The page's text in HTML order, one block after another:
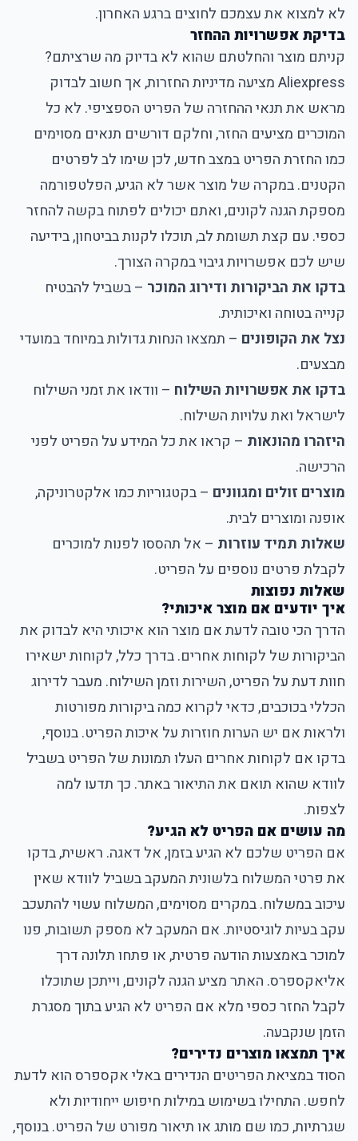
לא למצוא את עצמכם לחוצים ברגע האחרון.
בדיקת אפשרויות ההחזר
קניתם מוצר והחלטתם שהוא לא בדיוק מה שרציתם?
Aliexpress מציעה מדיניות החזרות, אך חשוב לבדוק
מראש את תנאי ההחזרה של הפריט הספציפי. לא כל
המוכרים מציעים החזר, וחלקם דורשים תנאים מסוימים
כמו החזרת הפריט במצב חדש, לכן שימו לב לפרטים
הקטנים. במקרה של מוצר אשר לא הגיע, הפלטפורמה
מספקת הגנה לקונים, ואתם יכולים לפתוח בקשה להחזר
כספי. עם קצת תשומת לב, תוכלו לקנות בביטחון, בידיעה
שיש לכם אפשרויות גיבוי במקרה הצורך.
בדקו את הביקורות ודירוג המוכר – בשביל להבטיח
קנייה בטוחה ואיכותית.
נצל את הקופונים – תמצאו הנחות גדולות במיוחד במועדי
מבצעים.
בדקו את אפשרויות השילוח – וודאו את זמני השילוח
לישראל ואת עלויות השילוח.
היזהרו מהונאות – קראו את כל המידע על הפריט לפני
הרכישה.
מוצרים זולים ומגוונים – בקטגוריות כמו אלקטרוניקה,
אופנה ומוצרים לבית.
שאלות תמיד עוזרות – אל תהססו לפנות למוכרים
לקבלת פרטים נוספים על הפריט.
שאלות נפוצות
איך יודעים אם מוצר איכותי?
הדרך הכי טובה לדעת אם מוצר הוא איכותי היא לבדוק את
הביקורות של לקוחות אחרים. בדרך כלל, לקוחות ישאירו
חוות דעת על הפריט, השירות וזמן השילוח. מעבר לדירוג
הכללי בכוכבים, כדאי לקרוא כמה ביקורות מפורטות
ולראות אם יש הערות חוזרות על איכות הפריט. בנוסף,
בדקו אם לקוחות אחרים העלו תמונות של הפריט בשביל
לוודא שהוא תואם את התיאור באתר. כך תדעו למה
לצפות.
מה עושים אם הפריט לא הגיע?
אם הפריט שלכם לא הגיע בזמן, אל דאגה. ראשית, בדקו
את פרטי המשלוח בלשונית המעקב בשביל לוודא שאין
עיכוב במשלוח. במקרים מסוימים, המשלוח עשוי להתעכב
עקב בעיות לוגיסטיות. אם המעקב לא מספק תשובות, פנו
למוכר באמצעות הודעה פרטית, או פתחו תלונה דרך
אליאקספרס. האתר מציע הגנה לקונים, וייתכן שתוכלו
לקבל החזר כספי מלא אם הפריט לא הגיע בתוך מסגרת
הזמן שנקבעה.
איך תמצאו מוצרים נדירים?
הסוד במציאת הפריטים הנדירים באלי אקספרס הוא לדעת
לחפש. התחילו בשימוש במילות חיפוש ייחודיות ולא
שגרתיות, כמו שם מותג או תיאור מפורט של הפריט. בנוסף,